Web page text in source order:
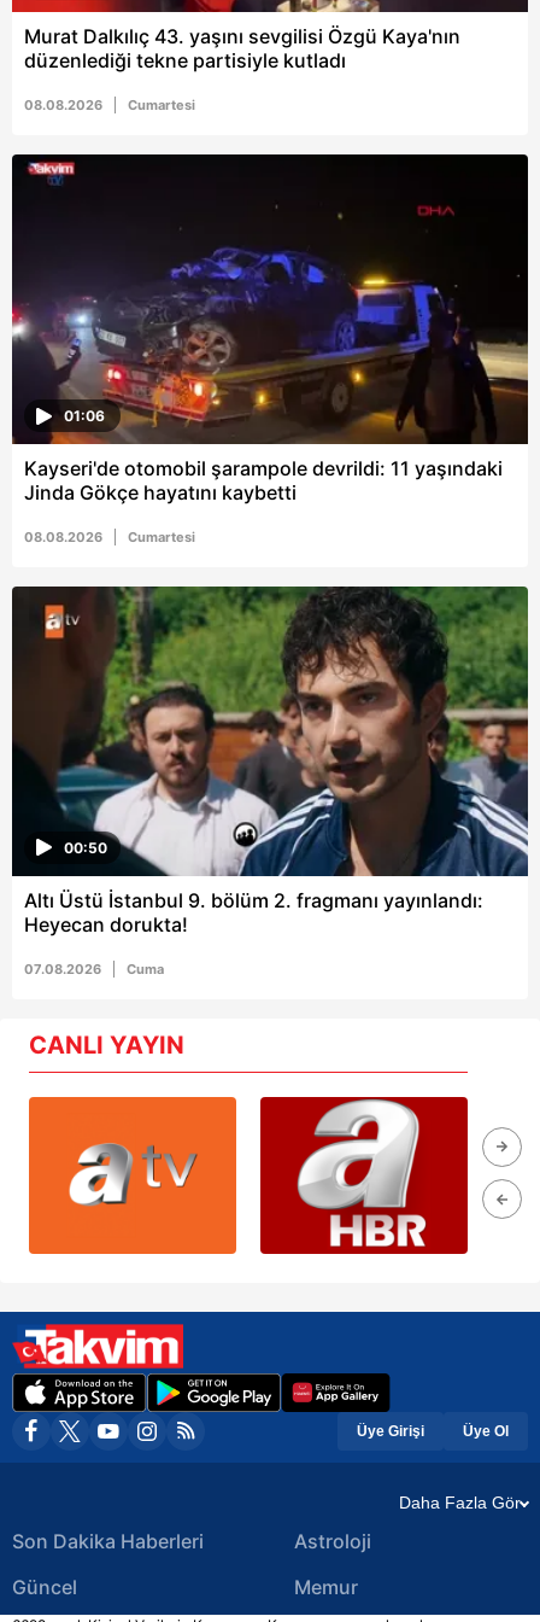
Murat Dalkılıç 43. yaşını sevgilisi Özgü Kaya'nın
düzenlediği tekne partisiyle kutladı
08.08.2026 Cumartesi
01:06
Kayseri'de otomobil şarampole devrildi: 11 yaşındaki
Jinda Gökçe hayatını kaybetti
08.08.2026 Cumartesi
00:50
Altı Üstü İstanbul 9. bölüm 2. fragmanı yayınlandı:
Heyecan dorukta!
07.08.2026 Cuma
CANLI YAYIN
Üye Girişi Üye Ol
Daha Fazla Gör
Son Dakika Haberleri
Güncel
Astroloji
Memur